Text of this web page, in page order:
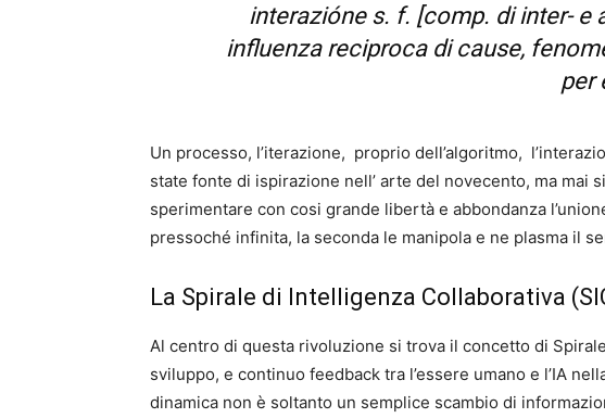
interazióne s. f. [comp. di inter- e
influenza reciproca di cause,
per
Un processo, l’iterazione, proprio dell’algoritmo,
state fonte di ispirazione nell’ arte del novecento, ma mai
sperimentare con cosi grande libertà e abbondanza
pressoché infinita, la seconda le manipola e ne plasma il
La Spirale di Intelligenza Collaborativa
Al centro di questa rivoluzione si trova il concetto di
sviluppo, e continuo feedback tra l’essere umano e l’IA
dinamica non è soltanto un semplice scambio di